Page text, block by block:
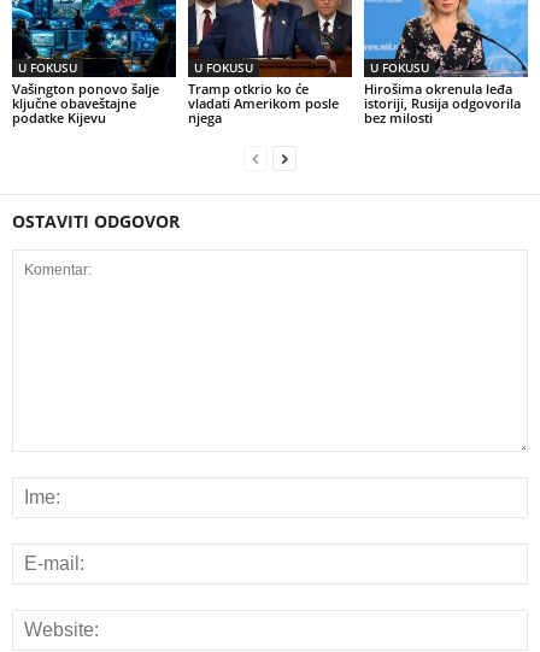
U FOKUSU
Vašington ponovo šalje
ključne obaveštajne
podatke Kijevu
U FOKUSU
Tramp otkrio ko će
vladati Amerikom posle
njega
U FOKUSU
Hirošima okrenula leđa
istoriji, Rusija odgovorila
bez milosti
OSTAVITI ODGOVOR